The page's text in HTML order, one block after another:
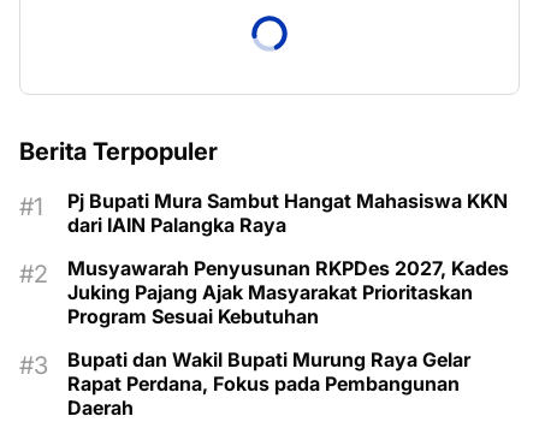
Berita Terpopuler
Pj Bupati Mura Sambut Hangat Mahasiswa KKN
dari IAIN Palangka Raya
Musyawarah Penyusunan RKPDes 2027, Kades
Juking Pajang Ajak Masyarakat Prioritaskan
Program Sesuai Kebutuhan
Bupati dan Wakil Bupati Murung Raya Gelar
Rapat Perdana, Fokus pada Pembangunan
Daerah